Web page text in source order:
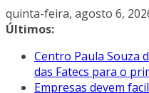
Pular
para
conteúdo
quinta-feira, agosto 6,
Últimos:
Centro Paula Souza
das Fatecs para o
Empresas devem